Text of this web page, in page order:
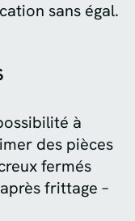
sans égal.
à
des pièces
fermés
frittage –